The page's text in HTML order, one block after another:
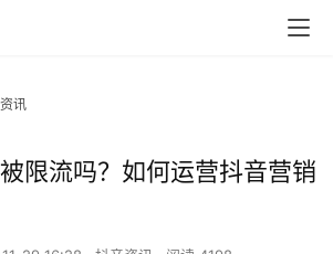
讯
限流吗？如何运营抖音营销